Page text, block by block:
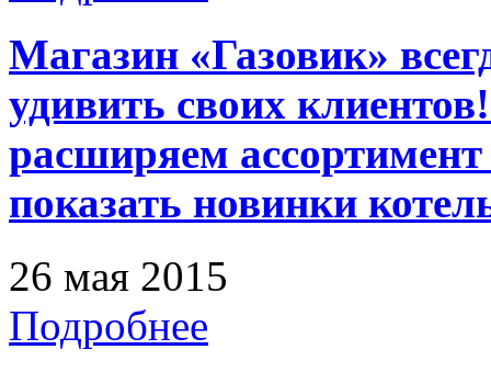
Магазин «Газовик»
удивить своих
расширяем
показать новинки
26 мая 2015
Подробнее